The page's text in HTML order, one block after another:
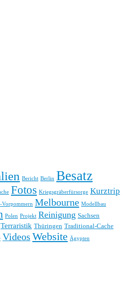
Bericht Berlin Besatz
Fotos Kriegsgräberfürsorge Kurztrip
Vorpommern Melbourne Modellbau
Polen Projekt Reinigung Sachsen
Terraristik Thüringen Traditional-Cache
Videos Website Ägypten